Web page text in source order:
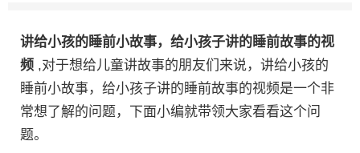
讲给小孩的睡前小故事，给小孩子讲的睡前故事的视
频 ,对于想给儿童讲故事的朋友们来说，讲给小孩的
睡前小故事，给小孩子讲的睡前故事的视频是一个非
常想了解的问题，下面小编就带领大家看看这个问
题。